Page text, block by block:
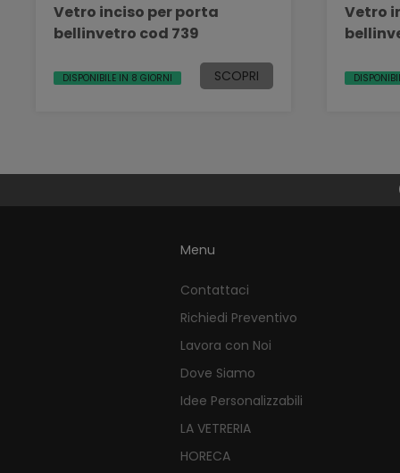
Vetro inciso per porta
bellinvetro cod 739
DISPONIBILE IN 8 GIORNI SCOPRI
Vetro
Menu
Contattaci
Richiedi Preventivo
Lavora con Noi
Dove Siamo
Idee Personalizzabili
LA VETRERIA
HORECA